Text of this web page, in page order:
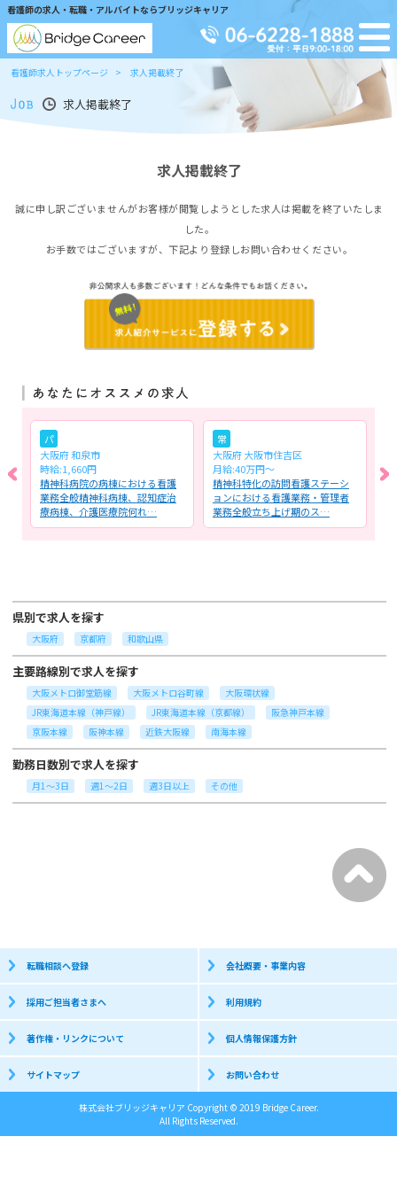
看護師の求人・転職・アルバイトならブリッジキャリア
看護師求人トップページ 求人掲載終了
求人掲載終了
求人掲載終了
誠に申し訳ございませんがお客様が閲覧しようとした求人は掲載を終了いたしま
した。
お手数ではございますが、下記より登録しお問い合わせください。
パ
大阪府 和泉市
時給:1,660円
精神科病院の病棟における看護
業務全般精神科病棟、認知症治
療病棟、介護医療院何れ…
常
大阪府 大阪市住吉区
月給:40万円～
精神科特化の訪問看護ステーシ
ョンにおける看護業務・管理者
業務全般立ち上げ期のス…
県別で求人を探す
大阪府 京都府 和歌山県
主要路線別で求人を探す
大阪メトロ御堂筋線 大阪メトロ谷町線
大阪環状線
JR東海道本線（神戸線）
JR東海道本線（京都線）
阪急神戸本線
京阪本線
阪神本線 近鉄大阪線 南海本線
勤務日数別で求人を探す
月1～3日 週1～2日 週3日以上 その他
転職相談へ登録 会社概要・事業内容
採用ご担当者さまへ 利用規約
著作権・リンクについて 個人情報保護方針
サイトマップ お問い合わせ
株式会社ブリッジキャリア Copyright © 2019 Bridge Career.
All Rights Reserved.